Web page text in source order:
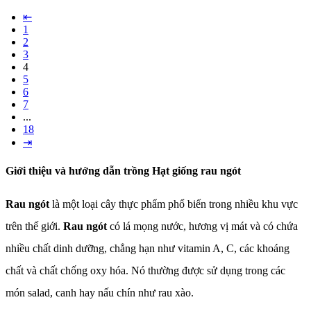
⇤
1
2
3
4
5
6
7
...
18
⇥
Giới thiệu và hướng dẫn trồng Hạt giống rau ngót
Rau ngót là một loại cây thực phẩm phổ biến trong nhiều khu vực
trên thế giới. Rau ngót có lá mọng nước, hương vị mát và có chứa
nhiều chất dinh dưỡng, chẳng hạn như vitamin A, C, các khoáng
chất và chất chống oxy hóa. Nó thường được sử dụng trong các
món salad, canh hay nấu chín như rau xào.